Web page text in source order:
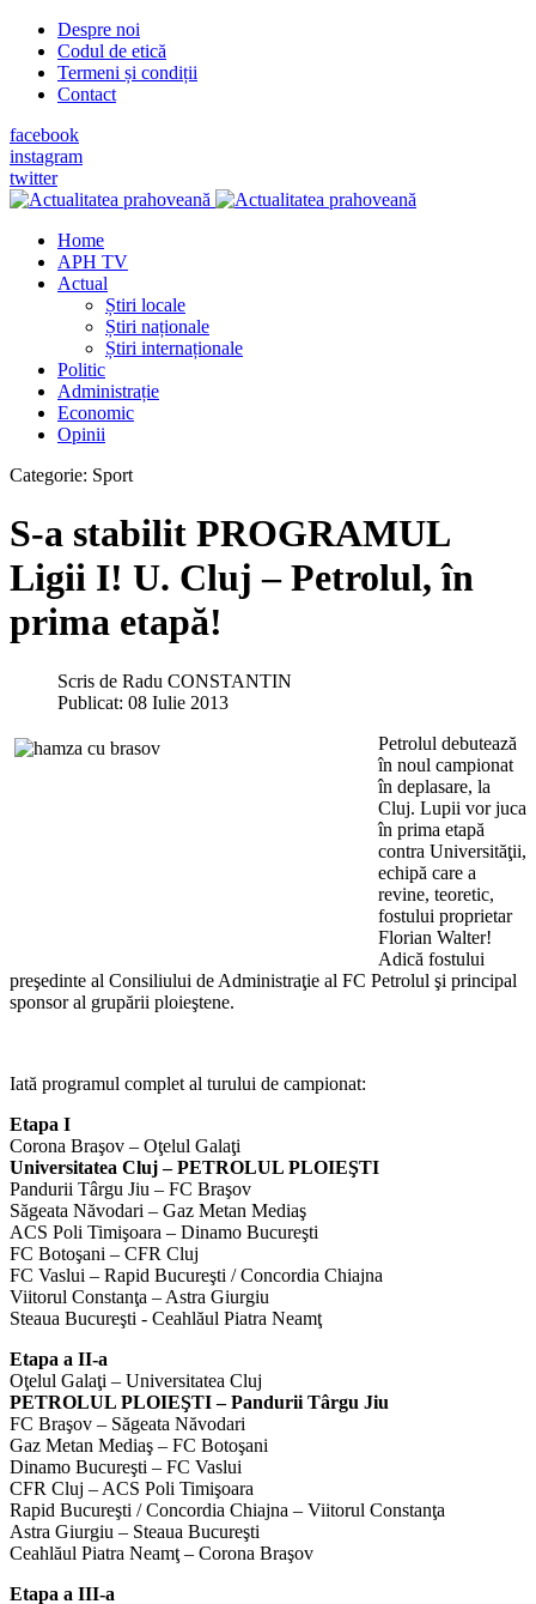
Despre noi
Codul de etică
Termeni și condiții
Contact
facebook
instagram
twitter
Home
APH TV
Actual
Știri locale
Știri naționale
Știri internaționale
Politic
Administrație
Economic
Opinii
Categorie: Sport
S-a stabilit PROGRAMUL
Ligii I! U. Cluj – Petrolul, în
prima etapă!
Scris de Radu CONSTANTIN
Publicat: 08 Iulie 2013
Petrolul debutează
în noul campionat
în deplasare, la
Cluj. Lupii vor juca
în prima etapă
contra Universităţii,
echipă care a
revine, teoretic,
fostului proprietar
Florian Walter!
Adică fostului
preşedinte al Consiliului de Administraţie al FC Petrolul şi principal
sponsor al grupării ploieştene.
Iată programul complet al turului de campionat:
Etapa I
Corona Braşov – Oţelul Galaţi
Universitatea Cluj – PETROLUL PLOIEŞTI
Pandurii Târgu Jiu – FC Braşov
Săgeata Năvodari – Gaz Metan Mediaş
ACS Poli Timişoara – Dinamo Bucureşti
FC Botoşani – CFR Cluj
FC Vaslui – Rapid Bucureşti / Concordia Chiajna
Viitorul Constanţa – Astra Giurgiu
Steaua Bucureşti - Ceahlăul Piatra Neamţ
Etapa a II-a
Oţelul Galaţi – Universitatea Cluj
PETROLUL PLOIEŞTI – Pandurii Târgu Jiu
FC Braşov – Săgeata Năvodari
Gaz Metan Mediaş – FC Botoşani
Dinamo Bucureşti – FC Vaslui
CFR Cluj – ACS Poli Timişoara
Rapid Bucureşti / Concordia Chiajna – Viitorul Constanţa
Astra Giurgiu – Steaua Bucureşti
Ceahlăul Piatra Neamţ – Corona Braşov
Etapa a III-a